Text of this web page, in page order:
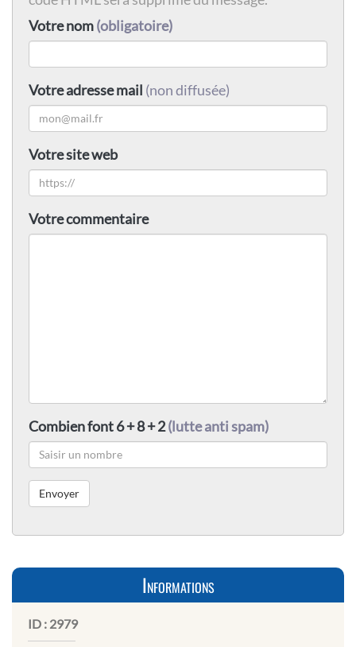
Votre nom(obligatoire)
Votre adresse mail (non diffusée)
Votre site web
Votre commentaire
Combien font 6 + 8 + 2(lutte anti spam)
Informations
ID : 2979